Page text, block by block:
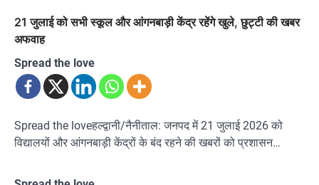
21 जुलाई को सभी स्कूल और आंगनबाड़ी केंद्र रहेंगे खुले, छुट्टी की खबर
अफवाह
Spread the love
Spread the loveहल्द्वानी/नैनीताल: जनपद में 21 जुलाई 2026 को
विद्यालयों और आंगनबाड़ी केंद्रों के बंद रहने की खबरों को प्रशासन…